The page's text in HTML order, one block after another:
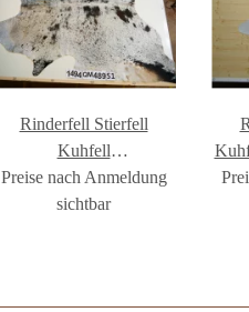
Rinderfell Stierfell
Kuhfell
#FR1494QM489S1
Preise nach Anmeldung
sichtbar